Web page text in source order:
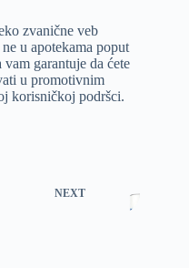
zvanične veb
u apotekama poput
garantuje da ćete
u promotivnim
korisničkoj podršci.
NEXT